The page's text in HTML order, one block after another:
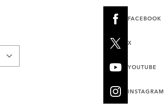
FACEBOOK
X
YOUTUBE
INSTAGRAM